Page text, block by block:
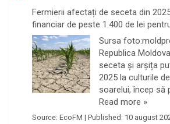
Fermierii afectați de seceta din
financiar de peste 1.400 de lei
Sursa
Republica
seceta și arșița
2025 la culturile
soarelui, încep să
Read more »
Source: EcoFM | Published: 10 august